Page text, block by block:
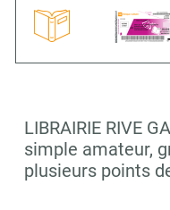
LIBRAIRIE RIVE
simple amateur,
plusieurs points